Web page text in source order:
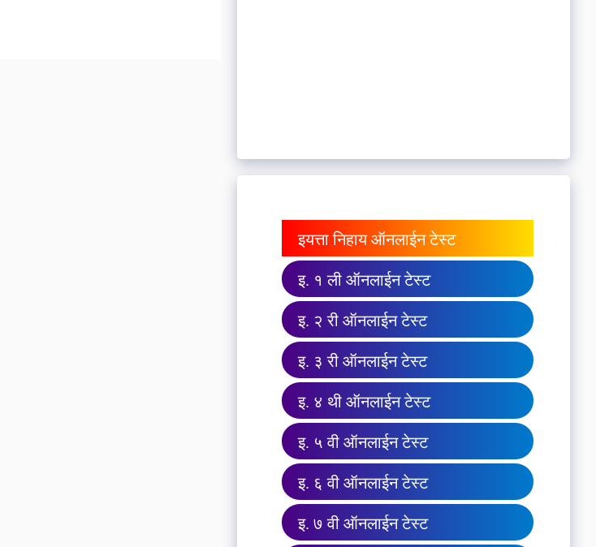
इयत्ता निहाय ऑनलाईन टेस्ट
इ. १ ली ऑनलाईन टेस्ट
इ. २ री ऑनलाईन टेस्ट
इ. ३ री ऑनलाईन टेस्ट
इ. ४ थी ऑनलाईन टेस्ट
इ. ५ वी ऑनलाईन टेस्ट
इ. ६ वी ऑनलाईन टेस्ट
इ. ७ वी ऑनलाईन टेस्ट